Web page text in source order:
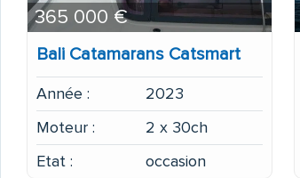
Bali Catamarans Catsmart
Année :
2023
Moteur :
2 x 30ch
Etat :
occasion
365 000 €